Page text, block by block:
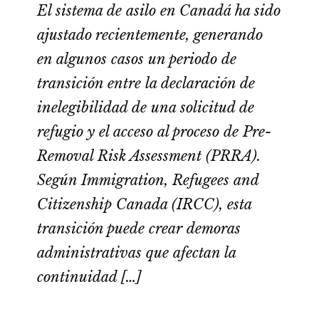
El sistema de asilo en Canadá ha sido
ajustado recientemente, generando
en algunos casos un periodo de
transición entre la declaración de
inelegibilidad de una solicitud de
refugio y el acceso al proceso de Pre-
Removal Risk Assessment (PRRA).
Según Immigration, Refugees and
Citizenship Canada (IRCC), esta
transición puede crear demoras
administrativas que afectan la
continuidad […]